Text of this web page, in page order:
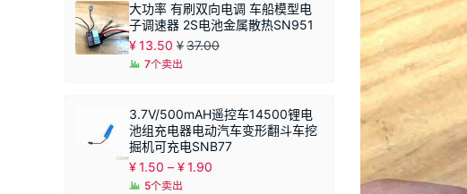
大功率 有刷双向电调 车船模型电
子调速器 2S电池金属散热SN951
¥13.50 ¥37.00
7个卖出
3.7V/500mAH遥控车14500锂电
池组充电器电动汽车变形翻斗车挖
掘机可充电SNB77
¥1.50 – ¥1.90
5个卖出